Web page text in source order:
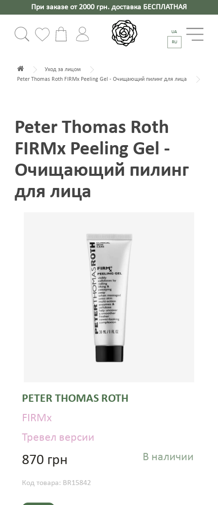
При заказе от 2000 грн. доставка БЕСПЛАТНАЯ
UA
RU
Уход за лицом
Peter Thomas Roth FIRMx Peeling Gel - Очищающий пилинг для лица
Peter Thomas Roth
FIRMx Peeling Gel -
Очищающий пилинг
для лица
PETER THOMAS ROTH
FIRMx
Тревел версии
В наличии
870 грн
Код товара: BR15842